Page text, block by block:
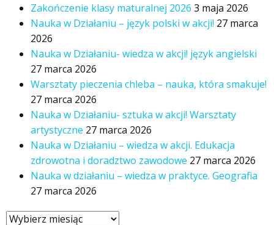
Zakończenie klasy maturalnej 2026 3 maja 2026
Nauka w Działaniu – język polski w akcji! 27 marca
2026
Nauka w Działaniu- wiedza w akcji! język angielski
27 marca 2026
Warsztaty pieczenia chleba – nauka, która smakuje!
27 marca 2026
Nauka w Działaniu- sztuka w akcji! Warsztaty
artystyczne 27 marca 2026
Nauka w Działaniu – wiedza w akcji. Edukacja
zdrowotna i doradztwo zawodowe 27 marca 2026
Nauka w działaniu – wiedza w praktyce. Geografia
27 marca 2026